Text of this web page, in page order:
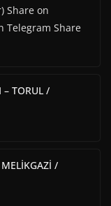
Share on
Telegram Share
– TORUL /
/